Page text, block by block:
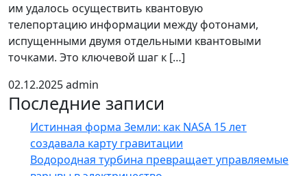
им удалось осуществить квантовую
телепортацию информации между фотонами,
испущенными двумя отдельными квантовыми
точками. Это ключевой шаг к […]
02.12.2025admin
Последние записи
Истинная форма Земли: как NASA 15 лет
создавала карту гравитации
Водородная турбина превращает управляемые